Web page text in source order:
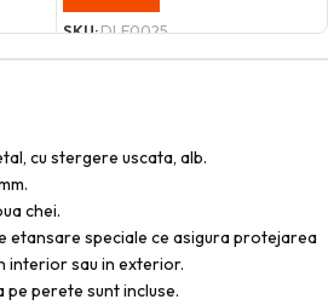
SKU:DLE0025
cu stergere uscata, alb.
chei.
etansare speciale ce asigura protejarea
interior sau in exterior.
perete sunt incluse.